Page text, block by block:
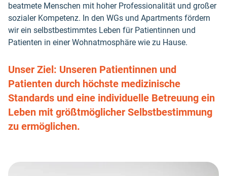
beatmete Menschen mit hoher Professionalität und großer
sozialer Kompetenz. In den WGs und Apartments fördern
wir ein selbstbestimmtes Leben für Patientinnen und
Patienten in einer Wohnatmosphäre wie zu Hause.
Unser Ziel: Unseren Patientinnen und
Patienten durch höchste medizinische
Standards und eine individuelle Betreuung ein
Leben mit größtmöglicher Selbstbestimmung
zu ermöglichen.